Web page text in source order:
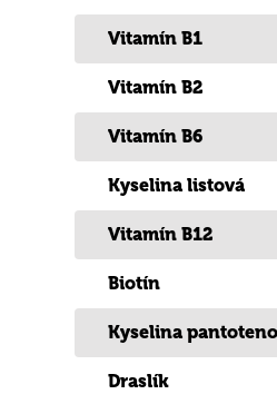
Vitamín B1
Vitamín B2
Vitamín B6
Kyselina listová
Vitamín B12
Biotín
Kyselina
Draslík